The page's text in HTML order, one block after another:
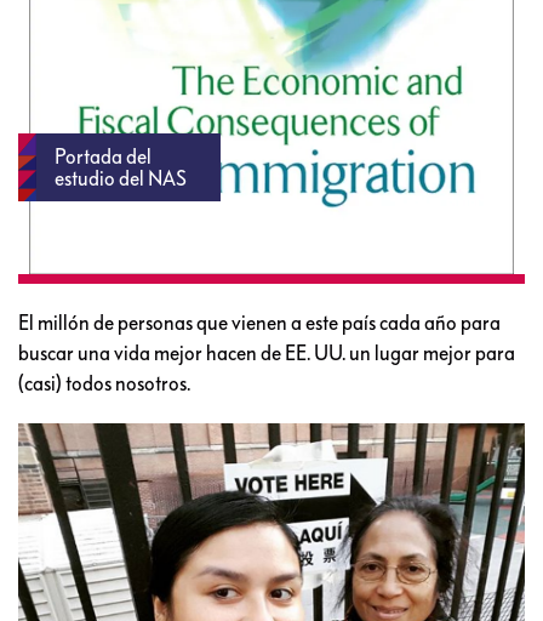
Portada del
estudio del NAS
El millón de personas que vienen a este país cada año para
buscar una vida mejor hacen de EE. UU. un lugar mejor para
(casi) todos nosotros.